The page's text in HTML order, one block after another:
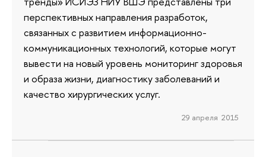
перспективных направления разработок,
связанных с развитием информационно-
коммуникационных технологий, которые могут
вывести на новый уровень мониторинг здоровья
и образа жизни, диагностику заболеваний и
качество хирургических услуг.
29 апреля 2015